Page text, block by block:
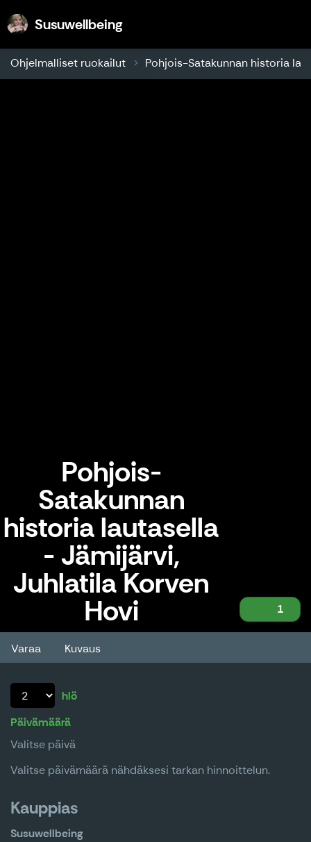
SusuwellbeingSusuwellbeing
Ohjelmalliset ruokailut Pohjois-Satakunnan historia
Pohjois-
Satakunnan
historia lautasella
- Jämijärvi,
Juhlatila Korven
Hovi 1 Pohjois-Satakunnan historia lautasella - Jämijärvi, Juhlatila Korven Hovi
Varaa Kuvaus
hlö
Päivämäärä
Valitse päivä
Valitse päivämäärä nähdäksesi tarkan hinnoittelun.
Kauppias
Susuwellbeing